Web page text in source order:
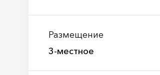
Размещение
3-местное